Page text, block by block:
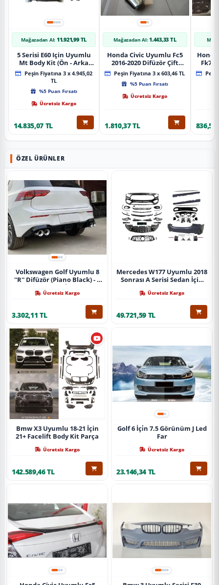
Mağazadan Al: 11.921,99 TL
5 Serisi E60 Için Uyumlu
Mt Body Kit (Ön - Arka
Tampon -Marspiyel )
Peşin Fiyatına 3 x 4.945,02
TL
%5 Puan Fırsatı
Ücretsiz Kargo
14.835,07 TL
Mağazadan Al: 1.443,33 TL
Honda Civic Uyumlu Fc5
2016-2020 Difüzör Çift
Çıkış İçin Egzoz Seti
Peşin Fiyatına 3 x 603,46 TL
%5 Puan Fırsatı
Ücretsiz Kargo
1.810,37 TL
Fk7
836,51
ÖZEL ÜRÜNLER
Volkswagen Golf Uyumlu 8
''R'' Difüzör (Piano Black) - 4
Paket İçin)
Ücretsiz Kargo
3.302,11 TL
Mercedes W177 Uyumlu 2018
Sonrası A Serisi Sedan İçin
Tamponlu Set)
Ücretsiz Kargo
49.721,59 TL
Bmw X3 Uyumlu 18-21 İçin
21+ Facelift Body Kit Parça
Ücretsiz Kargo
142.589,46 TL
Golf 6 İçi̇n 7.5 Görünüm J Led
Far
Ücretsiz Kargo
23.146,34 TL